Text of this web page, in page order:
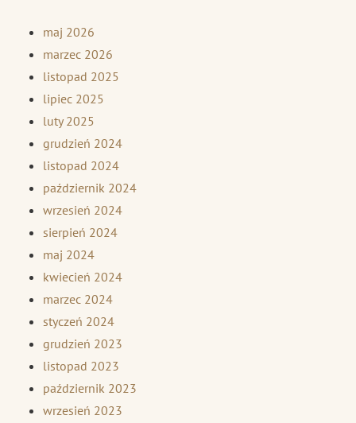
maj 2026
marzec 2026
listopad 2025
lipiec 2025
luty 2025
grudzień 2024
listopad 2024
październik 2024
wrzesień 2024
sierpień 2024
maj 2024
kwiecień 2024
marzec 2024
styczeń 2024
grudzień 2023
listopad 2023
październik 2023
wrzesień 2023